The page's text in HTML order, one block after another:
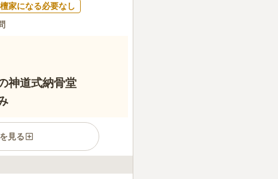
檀家になる必要なし
神道式納骨堂
見る